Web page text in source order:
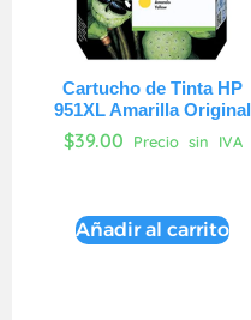
Cartucho de Tinta HP
951XL Amarilla Original
$39.00 Precio sin IVA
Añadir al carrito